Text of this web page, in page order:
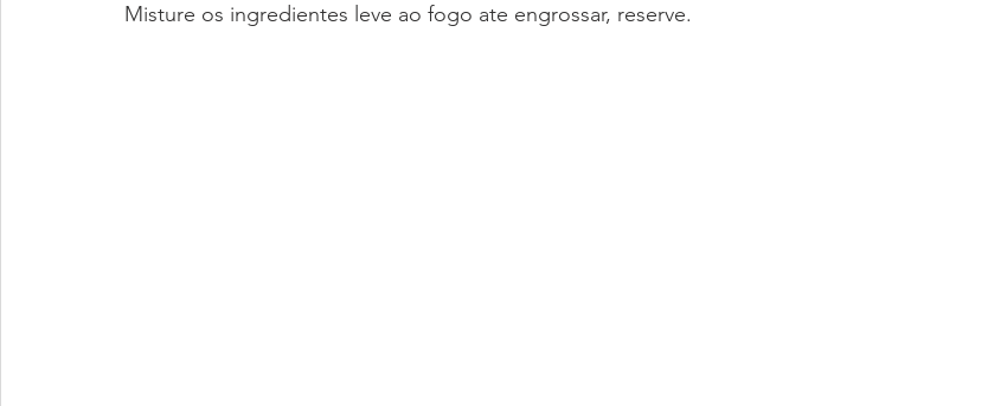
Misture os ingredientes leve ao fogo ate engrossar, reserve.